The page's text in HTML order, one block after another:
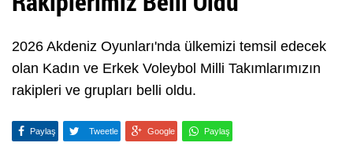
2026 Akdeniz Oyunları'nda ülkemizi temsil edecek
olan Kadın ve Erkek Voleybol Milli Takımlarımızın
rakipleri ve grupları belli oldu.
Paylaş Tweetle Google Paylaş